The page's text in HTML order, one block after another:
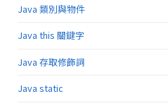
Java 類別與物件
Java this 關鍵字
Java 存取修飾詞
Java static